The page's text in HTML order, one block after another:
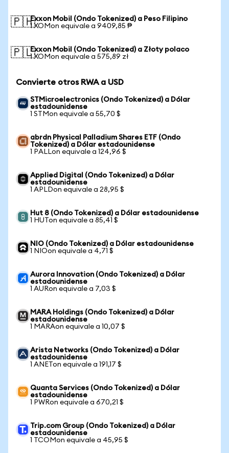
🇵🇭Exxon Mobil (Ondo Tokenized) a Peso Filipino
1 XOMon equivale a 9409,85 ₱
🇵🇱Exxon Mobil (Ondo Tokenized) a Złoty polaco
1 XOMon equivale a 575,89 zł
Convierte otros RWA a USD
STMicroelectronics (Ondo Tokenized) a Dólar
estadounidense
1 STMon equivale a 55,70 $
abrdn Physical Palladium Shares ETF (Ondo
Tokenized) a Dólar estadounidense
1 PALLon equivale a 124,96 $
Applied Digital (Ondo Tokenized) a Dólar
estadounidense
1 APLDon equivale a 28,95 $
Hut 8 (Ondo Tokenized) a Dólar estadounidense
1 HUTon equivale a 85,41 $
NIO (Ondo Tokenized) a Dólar estadounidense
1 NIOon equivale a 4,71 $
Aurora Innovation (Ondo Tokenized) a Dólar
estadounidense
1 AURon equivale a 7,03 $
MARA Holdings (Ondo Tokenized) a Dólar
estadounidense
1 MARAon equivale a 10,07 $
Arista Networks (Ondo Tokenized) a Dólar
estadounidense
1 ANETon equivale a 191,17 $
Quanta Services (Ondo Tokenized) a Dólar
estadounidense
1 PWRon equivale a 670,21 $
Trip.com Group (Ondo Tokenized) a Dólar
estadounidense
1 TCOMon equivale a 45,95 $